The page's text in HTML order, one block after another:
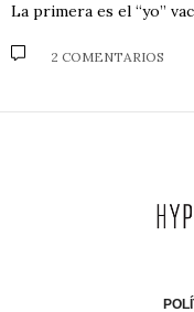
La primera es el “yo”
2 COMENTARIOS